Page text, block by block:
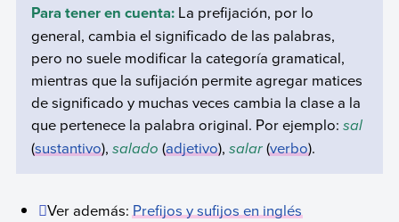
Para tener en cuenta: La prefijación, por lo
general, cambia el significado de las palabras,
pero no suele modificar la categoría gramatical,
mientras que la sufijación permite agregar matices
de significado y muchas veces cambia la clase a la
que pertenece la palabra original. Por ejemplo: sal
(sustantivo), salado (adjetivo), salar(verbo).
Ver además:Prefijos y sufijos en inglés